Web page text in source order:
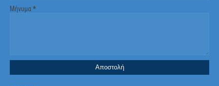
Μήνυμα*